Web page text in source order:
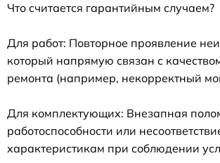
Что считается гарантийным случаем?
Для работ: Повторное проявление
который напрямую связан с
ремонта (например, некорректный
Для комплектующих: Внезапная
работоспособности или
характеристикам при соблюдении